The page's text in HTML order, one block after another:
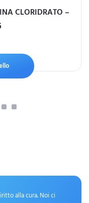
CLORIDRATO –
alla cura. Noi ci